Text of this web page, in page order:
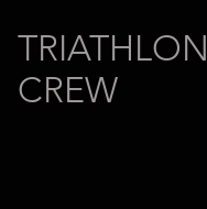
TRIATHLON
CREW